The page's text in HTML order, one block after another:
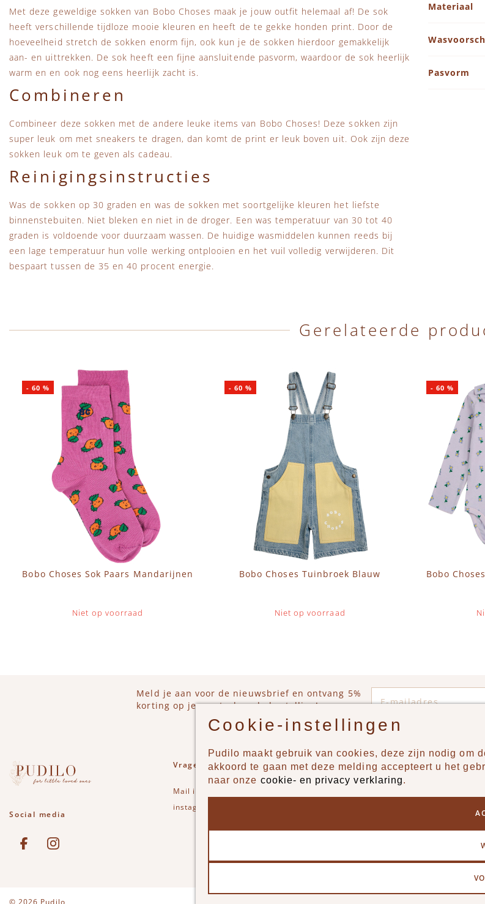
Met deze geweldige sokken van Bobo Choses maak je jouw outfit helemaal af! De sok
heeft verschillende tijdloze mooie kleuren en heeft de te gekke honden print. Door de
hoeveelheid stretch de sokken enorm fijn, ook kun je de sokken hierdoor gemakkelijk
aan- en uittrekken. De sok heeft een fijne aansluitende pasvorm, waardoor de sok heerlijk
warm en en ook nog eens heerlijk zacht is.
Combineren
Combineer deze sokken met de andere leuke items van Bobo Choses! Deze sokken zijn
super leuk om met sneakers te dragen, dan komt de print er leuk boven uit. Ook zijn deze
sokken leuk om te geven als cadeau.
Reinigingsinstructies
Was de sokken op 30 graden en was de sokken met soortgelijke kleuren het liefste
binnenstebuiten. Niet bleken en niet in de droger. Een was temperatuur van 30 tot 40
graden is voldoende voor duurzaam wassen. De huidige wasmiddelen kunnen reeds bij
een lage temperatuur hun volle werking ontplooien en het vuil volledig verwijderen. Dit
bespaart tussen de 35 en 40 procent energie.
Materiaal
Pasvorm
Gerelateerde
Bobo Choses Sok Paars Mandarijnen
Niet op voorraad
-60 %
Bobo Choses Tuinbroek Blauw
Niet op voorraad
- 60 %
Bobo
-60 %
Meld je aan voor de nieuwsbrief en ontvang 5%
korting op je eerstvolgende bestelling!
Social media
See our FacebookBekijk onze Instagram pagina
Vragen of opmerkingen?
Mail info@pudilo.nl
instagram
Producten
Merken
© 2026 Pudilo
Cookie-instellingen
Pudilo maakt gebruik van cookies, deze zijn nodig om
akkoord te gaan met deze melding accepteert u het
naar onze cookie- en privacy verklaring.